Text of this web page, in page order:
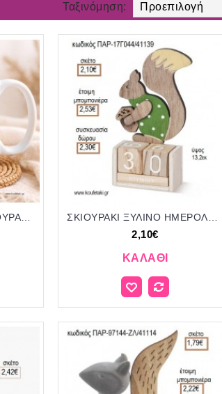
Ταξινόμηση:
2,10€
ΚΑΛΆΘΙ